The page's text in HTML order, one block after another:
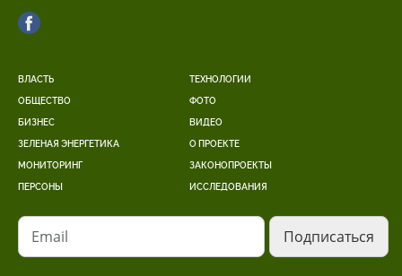
ВЛАСТЬ
ОБЩЕСТВО
БИЗНЕС
ЗЕЛЕНАЯ ЭНЕРГЕТИКА
МОНИТОРИНГ
ПЕРСОНЫ
ТЕХНОЛОГИИ
ФОТО
ВИДЕО
О ПРОЕКТЕ
ЗАКОНОПРОЕКТЫ
ИССЛЕДОВАНИЯ
Email